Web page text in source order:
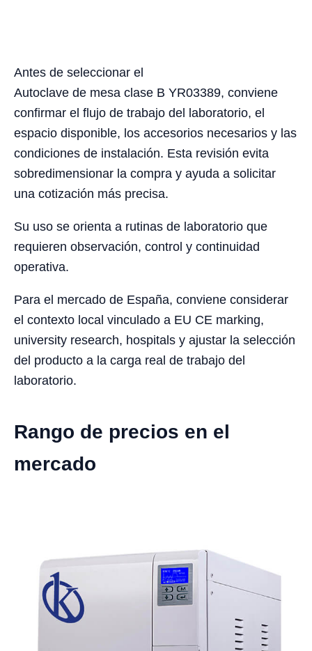
Antes de seleccionar el
Autoclave de mesa clase B YR03389, conviene
confirmar el flujo de trabajo del laboratorio, el
espacio disponible, los accesorios necesarios y las
condiciones de instalación. Esta revisión evita
sobredimensionar la compra y ayuda a solicitar
una cotización más precisa.
Su uso se orienta a rutinas de laboratorio que
requieren observación, control y continuidad
operativa.
Para el mercado de España, conviene considerar
el contexto local vinculado a EU CE marking,
university research, hospitals y ajustar la selección
del producto a la carga real de trabajo del
laboratorio.
Rango de precios en el
mercado